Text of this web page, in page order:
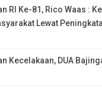
RI Ke-81, Rico Waas :
Lewat
Kecelakaan, DUA